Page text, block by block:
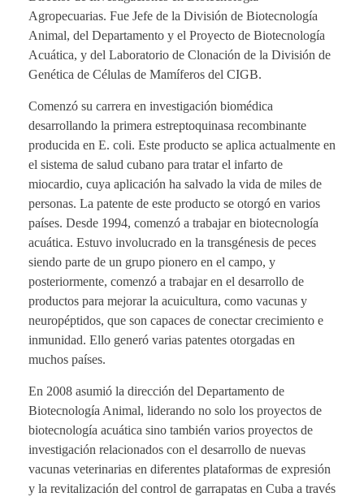
Agropecuarias. Fue Jefe de la División de Biotecnología
Animal, del Departamento y el Proyecto de Biotecnología
Acuática, y del Laboratorio de Clonación de la División de
Genética de Células de Mamíferos del CIGB.
Comenzó su carrera en investigación biomédica
desarrollando la primera estreptoquinasa recombinante
producida en E. coli. Este producto se aplica actualmente en
el sistema de salud cubano para tratar el infarto de
miocardio, cuya aplicación ha salvado la vida de miles de
personas. La patente de este producto se otorgó en varios
países. Desde 1994, comenzó a trabajar en biotecnología
acuática. Estuvo involucrado en la transgénesis de peces
siendo parte de un grupo pionero en el campo, y
posteriormente, comenzó a trabajar en el desarrollo de
productos para mejorar la acuicultura, como vacunas y
neuropéptidos, que son capaces de conectar crecimiento e
inmunidad. Ello generó varias patentes otorgadas en
muchos países.
En 2008 asumió la dirección del Departamento de
Biotecnología Animal, liderando no solo los proyectos de
biotecnología acuática sino también varios proyectos de
investigación relacionados con el desarrollo de nuevas
vacunas veterinarias en diferentes plataformas de expresión
y la revitalización del control de garrapatas en Cuba a través